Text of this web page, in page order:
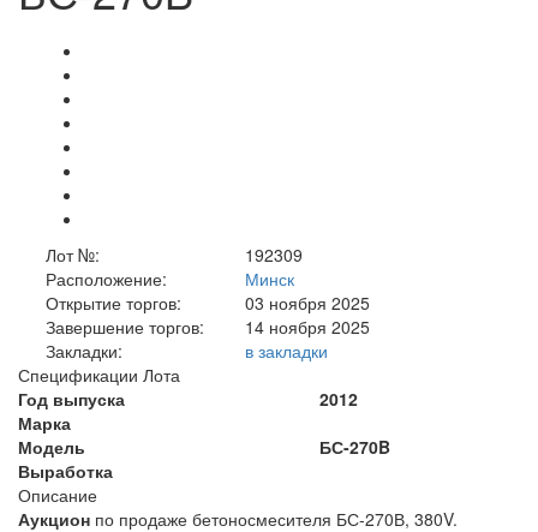
Лот №:
192309
Расположение:
Минск
Открытие торгов:
03 ноября 2025
Завершение торгов:
14 ноября 2025
Закладки:
в закладки
Спецификации Лота
Год выпуска
2012
Марка
Модель
БС-270B
Выработка
Описание
Аукцион по продаже бетоносмесителя БС-270В, 380V.